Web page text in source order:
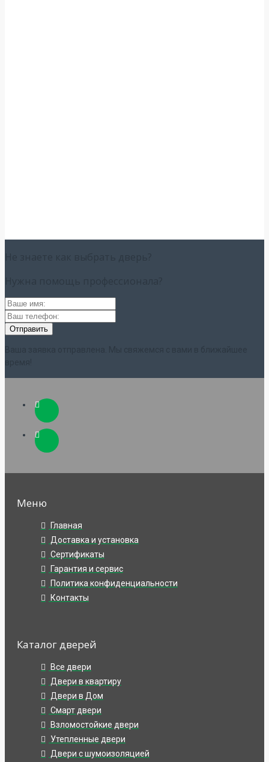
Меню
Главная
Доставка и установка
Сертификаты
Гарантия и сервис
Политика конфиденциальности
Контакты
Каталог дверей
Все двери
Двери в квартиру
Двери в Дом
Смарт двери
Взломостойкие двери
Утепленные двери
Двери с шумоизоляцией